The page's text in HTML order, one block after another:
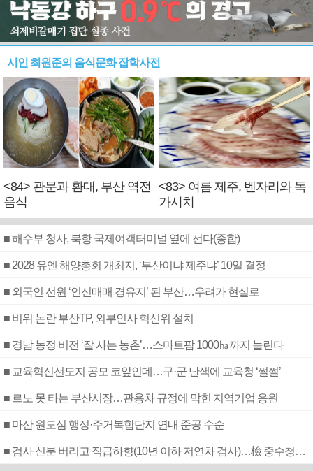
시인 최원준의 음식문화 잡학사전
<84> 관문과 환대, 부산 역전
음식
<83> 여름 제주, 벤자리와 독
가시치
■ 해수부 청사, 북항 국제여객터미널 옆에 선다(종합)
■ 2028 유엔 해양총회 개최지, ‘부산이냐 제주냐’ 10일 결정
■ 외국인 선원 ‘인신매매 경유지’ 된 부산…우려가 현실로
■ 비위 논란 부산TP, 외부인사 혁신위 설치
■ 경남 농정 비전 ‘잘 사는 농촌’…스마트팜 1000㏊까지 늘린다
■ 교육혁신선도지 공모 코앞인데…구·군 난색에 교육청 ‘쩔쩔’
■ 르노 못 타는 부산시장…관용차 규정에 막힌 지역기업 응원
■ 마산 원도심 행정·주거복합단지 연내 준공 수순
■ 검사 신분 버리고 직급하향(10년 이하 저연차 검사)…檢 중수청행 기피